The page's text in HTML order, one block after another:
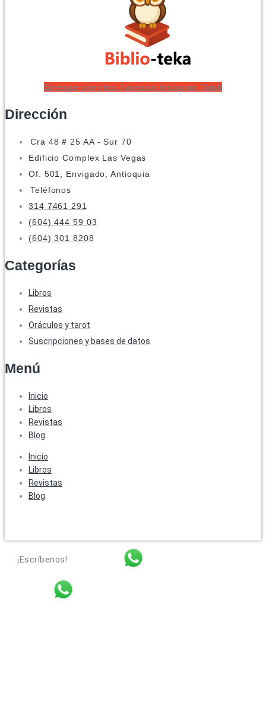
Envelope-open-text Facebook Instagram Tiktok
Dirección
Cra 48 # 25 AA - Sur 70
Edificio Complex Las Vegas
Of. 501, Envigado, Antioquia
Teléfonos
314 7461 291
(604) 444 59 03
(604) 301 8208
Categorías
Libros
Revistas
Oráculos y tarot
Suscripciones y bases de datos
Menú
Inicio
Libros
Revistas
Blog
Inicio
Libros
Revistas
Blog
¡Escríbenos!